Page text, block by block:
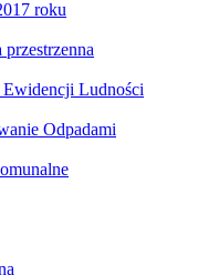
roku
Ludności
Odpadami